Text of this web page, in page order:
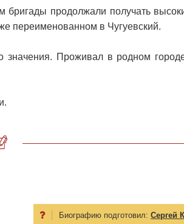
продолжали получать
переименованном в Чугуевский.
Проживал в родном
Биографию подготовил: Сергей